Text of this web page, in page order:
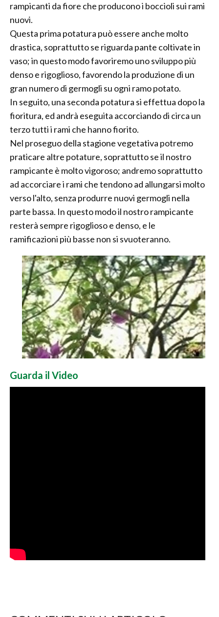
rampicanti da fiore che producono i boccioli sui rami
nuovi.
Questa prima potatura può essere anche molto
drastica, soprattutto se riguarda pante coltivate in
vaso; in questo modo favoriremo uno sviluppo più
denso e rigoglioso, favorendo la produzione di un
gran numero di germogli su ogni ramo potato.
In seguito, una seconda potatura si effettua dopo la
fioritura, ed andrà eseguita accorciando di circa un
terzo tutti i rami che hanno fiorito.
Nel proseguo della stagione vegetativa potremo
praticare altre potature, soprattutto se il nostro
rampicante è molto vigoroso; andremo soprattutto
ad accorciare i rami che tendono ad allungarsi molto
verso l'alto, senza produrre nuovi germogli nella
parte bassa. In questo modo il nostro rampicante
resterà sempre rigoglioso e denso, e le
ramificazioni più basse non si svuoteranno.
Guarda il Video